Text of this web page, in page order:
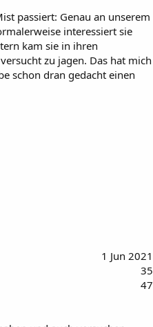
passiert: Genau an unserem
interessiert sie
kam sie in ihren
zu jagen. Das hat mich
schon dran gedacht einen
1 Jun 2021
35
47